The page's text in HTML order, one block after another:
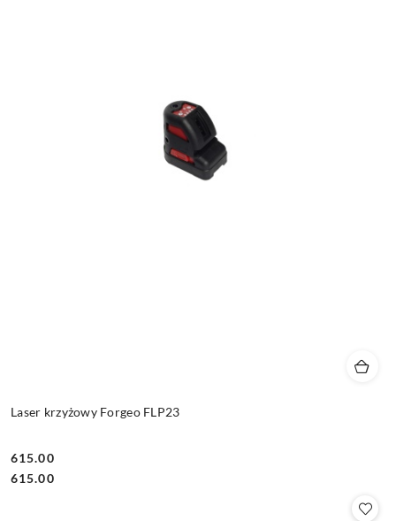
Laser krzyżowy Forgeo FLP23
Cena:
615.00
Cena:
615.00